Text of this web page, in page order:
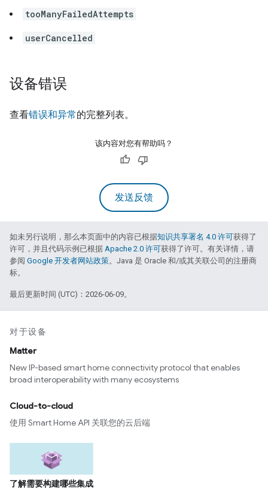
tooManyFailedAttempts
userCancelled
设备错误
查看错误和异常的完整列表。
该内容对您有帮助吗？
发送反馈
如未另行说明，那么本页面中的内容已根据知识共享署名 4.0 许可获得了
许可，并且代码示例已根据 Apache 2.0 许可获得了许可。有关详情，请
参阅 Google 开发者网站政策。Java 是 Oracle 和/或其关联公司的注册商
标。
最后更新时间 (UTC)：2026-06-09。
对于设备
Matter
New IP-based smart home connectivity protocol that enables
broad interoperability with many ecosystems
Cloud-to-cloud
使用 Smart Home API 关联您的云后端
了解需要构建哪些集成